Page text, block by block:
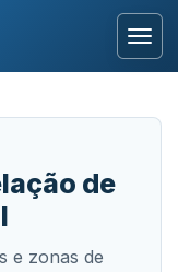
de
e zonas de